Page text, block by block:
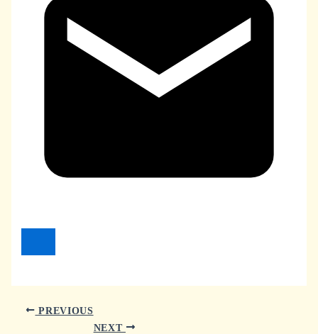
PREVIOUS
NEXT